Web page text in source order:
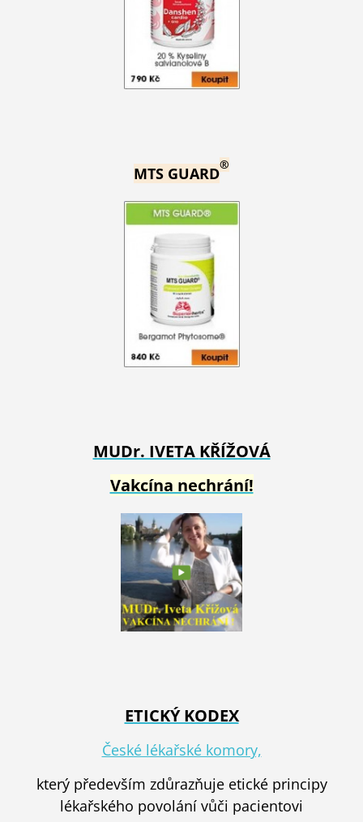
MTS GUARD®
MUDr. IVETA KŘÍŽOVÁ
Vakcína nechrání!
ETICKÝ KODEX
České lékařské komory,
který především zdůrazňuje etické principy
lékařského povolání vůči pacientovi